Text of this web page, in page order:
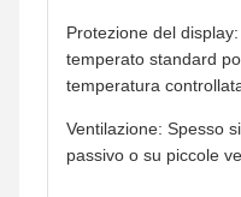
Protezione del
temperato standard
temperatura
Ventilazione: Spesso
passivo o su piccole